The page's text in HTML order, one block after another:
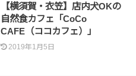
【横須賀・衣笠】店内犬OKの
自然食カフェ「CoCo
CAFE（ココカフェ）」
2019年1月5日